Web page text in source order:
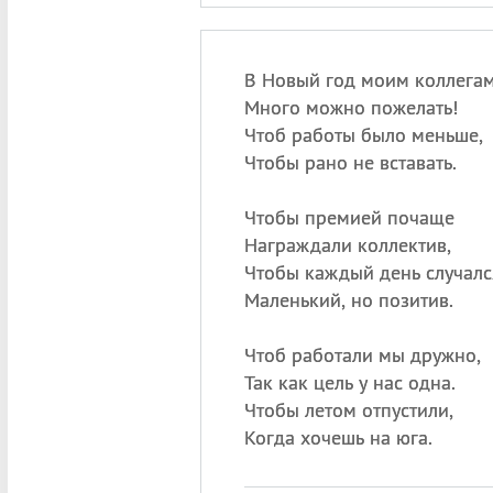
В Новый год моим
Много можно пожелать!
Чтоб работы было меньше,
Чтобы рано не вставать.
Чтобы премией почаще
Награждали коллектив,
Чтобы каждый день
Маленький, но позитив.
Чтоб работали мы дружно,
Так как цель у нас одна.
Чтобы летом отпустили,
Когда хочешь на юга.